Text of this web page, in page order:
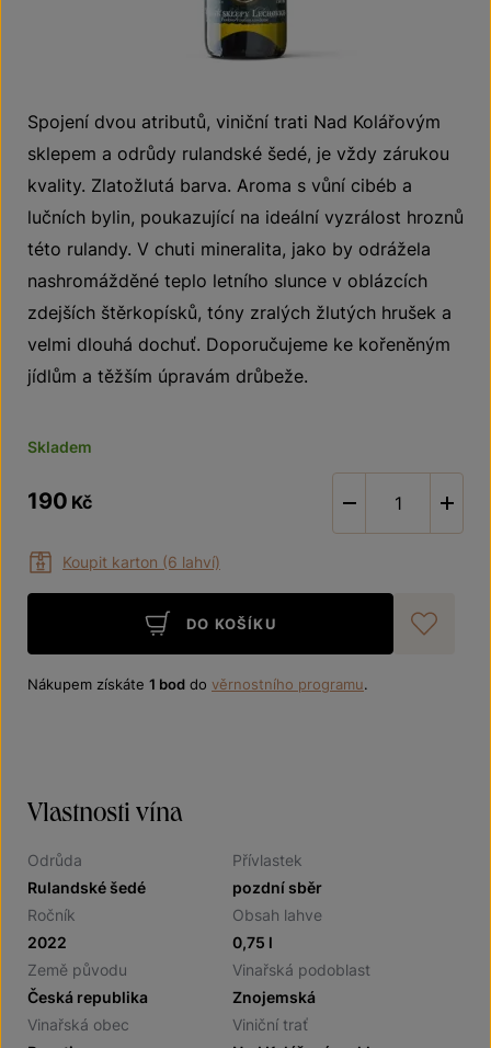
Spojení dvou atributů, viniční trati Nad Kolářovým
sklepem a odrůdy rulandské šedé, je vždy zárukou
kvality. Zlatožlutá barva. Aroma s vůní cibéb a
lučních bylin, poukazující na ideální vyzrálost hroznů
této rulandy. V chuti mineralita, jako by odrážela
nashromážděné teplo letního slunce v oblázcích
zdejších štěrkopísků, tóny zralých žlutých hrušek a
velmi dlouhá dochuť. Doporučujeme ke kořeněným
jídlům a těžším úpravám drůbeže.
Skladem
190 Kč
Koupit karton (6 lahví)
-
DO KOŠÍKU
Nákupem získáte 1 bod do věrnostního programu.
Vlastnosti vína
Odrůda
Rulandské šedé
Přívlastek
pozdní sběr
Ročník
2022
Obsah lahve
0,75 l
Země původu
Česká republika
Vinařská podoblast
Znojemská
Vinařská obec
Viniční trať